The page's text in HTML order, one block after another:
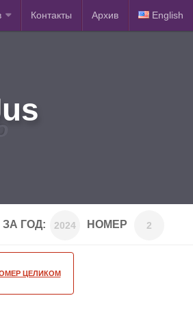
Контакты Архив English
ГОД: 2024 НОМЕР 2
ЦЕЛИКОМ